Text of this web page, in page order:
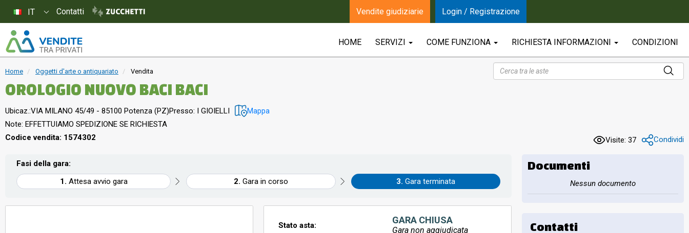
HOME SERVIZI COME FUNZIONA RICHIESTA INFORMAZIONI CONDIZIONI
Home Oggetti d'arte o antiquariato Vendita
OROLOGIO NUOVO BACI BACI
Ubicaz.:VIA MILANO 45/49 - 85100 Potenza (PZ)Presso: I GIOIELLI Mappa
Note: EFFETTUIAMO SPEDIZIONE SE RICHIESTA
Codice vendita: 1574302
Visite: 37 Condividi
Fasi della gara:
Attesa avvio gara
Gara in corso Gara terminata
Stato asta: GARA CHIUSA
Gara non aggiudicata
Documenti
Nessun documento
Contatti
IT Contatti Vendite giudiziarie Login / Registrazione